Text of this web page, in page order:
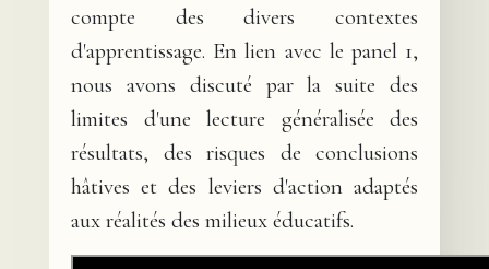
compte des divers contextes
d'apprentissage. En lien avec le panel 1,
nous avons discuté par la suite des
limites d'une lecture généralisée des
résultats, des risques de conclusions
hâtives et des leviers d'action adaptés
aux réalités des milieux éducatifs.